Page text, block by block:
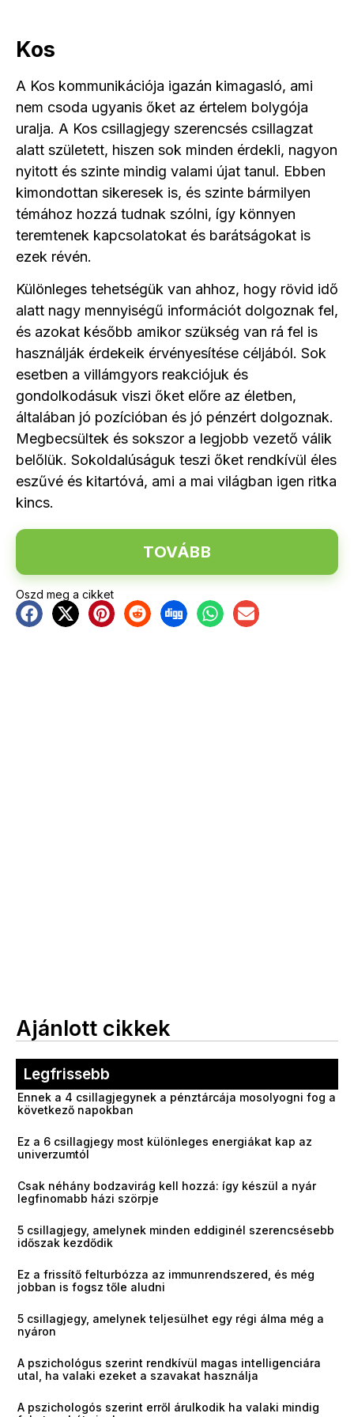
Kos
A Kos kommunikációja igazán kimagasló, ami
nem csoda ugyanis őket az értelem bolygója
uralja. A Kos csillagjegy szerencsés csillagzat
alatt született, hiszen sok minden érdekli, nagyon
nyitott és szinte mindig valami újat tanul. Ebben
kimondottan sikeresek is, és szinte bármilyen
témához hozzá tudnak szólni, így könnyen
teremtenek kapcsolatokat és barátságokat is
ezek révén.
Különleges tehetségük van ahhoz, hogy rövid idő
alatt nagy mennyiségű információt dolgoznak fel,
és azokat később amikor szükség van rá fel is
használják érdekeik érvényesítése céljából. Sok
esetben a villámgyors reakciójuk és
gondolkodásuk viszi őket előre az életben,
általában jó pozícióban és jó pénzért dolgoznak.
Megbecsültek és sokszor a legjobb vezető válik
belőlük. Sokoldalúságuk teszi őket rendkívül éles
eszűvé és kitartóvá, ami a mai világban igen ritka
kincs.
TOVÁBB
Oszd meg a cikket
Ajánlott cikkek
Legfrissebb
Ennek a 4 csillagjegynek a pénztárcája mosolyogni fog a
következő napokban
Ez a 6 csillagjegy most különleges energiákat kap az
univerzumtól
Csak néhány bodzavirág kell hozzá: így készül a nyár
legfinomabb házi szörpje
5 csillagjegy, amelynek minden eddiginél szerencsésebb
időszak kezdődik
Ez a frissítő felturbózza az immunrendszered, és még
jobban is fogsz tőle aludni
5 csillagjegy, amelynek teljesülhet egy régi álma még a
nyáron
A pszichológus szerint rendkívül magas intelligenciára
utal, ha valaki ezeket a szavakat használja
A pszichologós szerint erről árulkodik ha valaki mindig